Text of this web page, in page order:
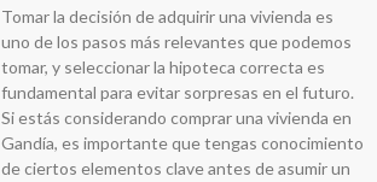
Tomar la decisión de adquirir una vivienda es
uno de los pasos más relevantes que podemos
tomar, y seleccionar la hipoteca correcta es
fundamental para evitar sorpresas en el futuro.
Si estás considerando comprar una vivienda en
Gandía, es importante que tengas conocimiento
de ciertos elementos clave antes de asumir un